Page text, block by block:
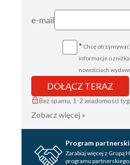
e-mail
* Chcę
informacje o
nowościach
DOŁĄCZ TERAZ
Bez spamu, 1-2 wiadomości
Zobacz więcej »
Program partnerski
Zarabiaj więcej z Grupą
programu partnerskiego.